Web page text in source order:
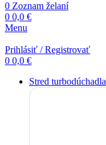
0 Zoznam želaní
0 0,0 €
Menu
Prihlásiť / Registrovať
0 0,0 €
Stred turbodúchadla